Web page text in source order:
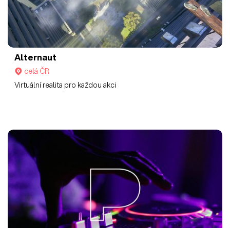
Alternaut
celá ČR
Virtuální realita pro každou akci